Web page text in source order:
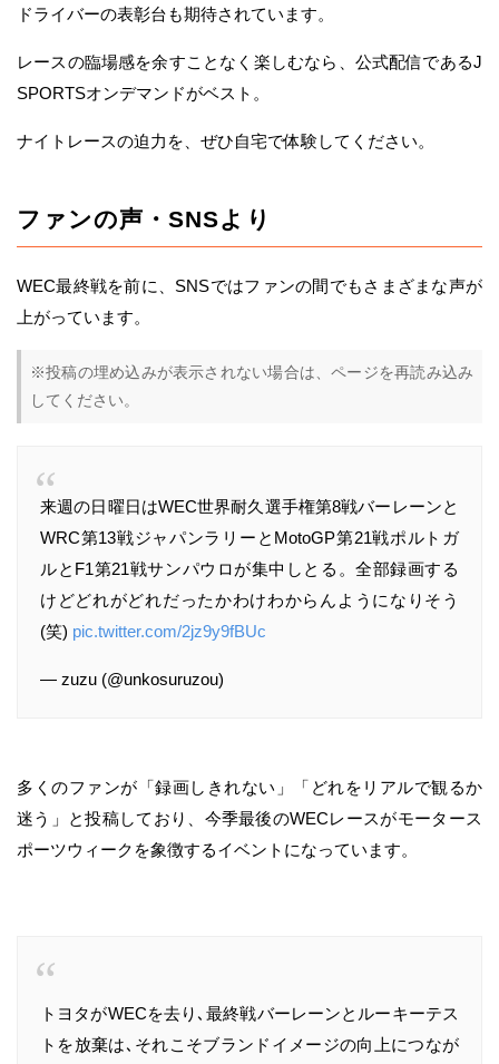
ドライバーの表彰台も期待されています。
レースの臨場感を余すことなく楽しむなら、公式配信であるJ
SPORTSオンデマンドがベスト。
ナイトレースの迫力を、ぜひ自宅で体験してください。
ファンの声・SNSより
WEC最終戦を前に、SNSではファンの間でもさまざまな声が
上がっています。
※投稿の埋め込みが表示されない場合は、ページを再読み込み
してください。
来週の日曜日はWEC世界耐久選手権第8戦バーレーンと
WRC第13戦ジャパンラリーとMotoGP第21戦ポルトガ
ルとF1第21戦サンパウロが集中しとる。全部録画する
けどどれがどれだったかわけわからんようになりそう
(笑) pic.twitter.com/2jz9y9fBUc
— zuzu (@unkosuruzou)
多くのファンが「録画しきれない」「どれをリアルで観るか
迷う」と投稿しており、今季最後のWECレースがモータース
ポーツウィークを象徴するイベントになっています。
トヨタがWECを去り､最終戦バーレーンとルーキーテス
トを放棄は､それこそブランドイメージの向上につなが